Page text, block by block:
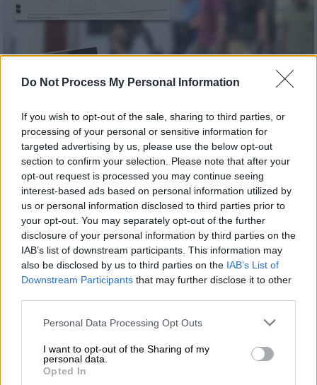
Do Not Process My Personal Information
If you wish to opt-out of the sale, sharing to third parties, or
processing of your personal or sensitive information for
targeted advertising by us, please use the below opt-out
section to confirm your selection. Please note that after your
opt-out request is processed you may continue seeing
interest-based ads based on personal information utilized by
us or personal information disclosed to third parties prior to
your opt-out. You may separately opt-out of the further
disclosure of your personal information by third parties on the
IAB’s list of downstream participants. This information may
also be disclosed by us to third parties on the IAB’s List of
Downstream Participants that may further disclose it to other
Please note that this website/app uses one or more Google
not limited to your visit or usage behaviour. You may click to
grant or deny consent to Google and its third-party tags to
use your data for below specified purposes in below Google
Personal Data Processing Opt Outs
I want to opt-out of the Sharing of my
personal data.
Opted In
Ελλάδα 25.05.2024 10:28
«4.000 εντάξει;» - Στο φως
αποκαλυπτικοί διάλογοι μεταξύ της
«μεγάλης» της ΔΟΥ και των συνεργατών
της
Σε αποκαλυπτικό διάλογο η προϊσταμένη
δίνει οδηγίες στους συνεργάτες της για το